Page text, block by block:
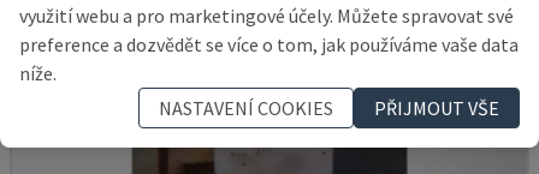
využití webu a pro marketingové účely. Můžete spravovat své
preference a dozvědět se více o tom, jak používáme vaše data
níže.
NASTAVENÍ COOKIES
PŘIJMOUT VŠE